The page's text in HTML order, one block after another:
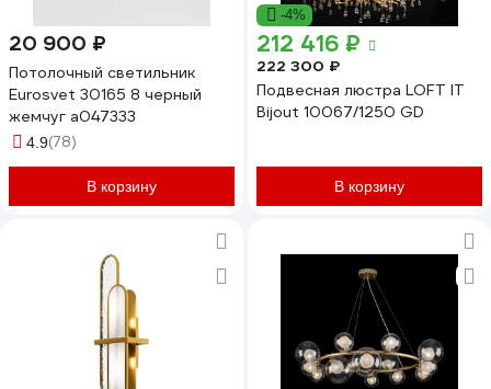
20 900 ₽
Потолочный светильник
Eurosvet 30165 8 черный
жемчуг a047333
4.9(78)
В корзину
-4%
212 416 ₽
222 300 ₽
Подвесная люстра LOFT IT
Bijout 10067/1250 GD
В корзину